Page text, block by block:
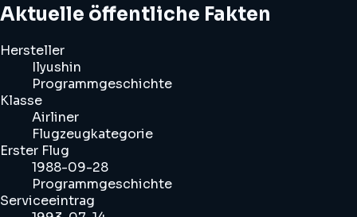
Aktuelle öffentliche Fakten
Hersteller
Ilyushin
Programmgeschichte
Klasse
Airliner
Flugzeugkategorie
Erster Flug
1988-09-28
Programmgeschichte
Serviceeintrag